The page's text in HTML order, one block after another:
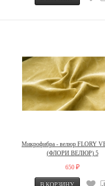
Микрофибра - велюр FLORY
(ФЛОРИ ВЕЛЮР) 5
650 ₽